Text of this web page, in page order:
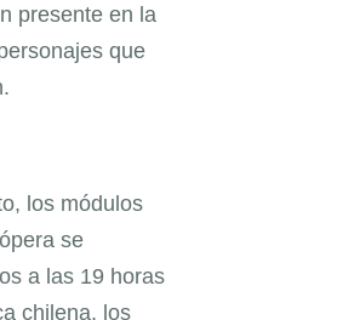
presente en la
que
los módulos
se
a las 19 horas
chilena, los